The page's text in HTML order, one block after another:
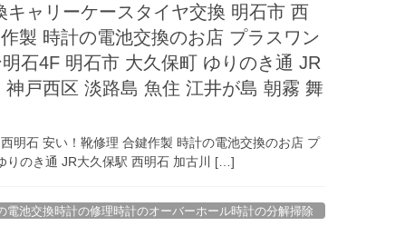
キャリーケースタイヤ交換 明石市 西
製 時計の電池交換のお店 プラスワン
石4F 明石市 大久保町 ゆりのき通 JR
戸西区 淡路島 魚住 江井が島 朝霧 舞
明石 安い！靴修理 合鍵作製 時計の電池交換のお店 プ
りのき通 JR大久保駅 西明石 加古川 […]
電池交換時計の修理時計のオーバーホール時計の分解掃除